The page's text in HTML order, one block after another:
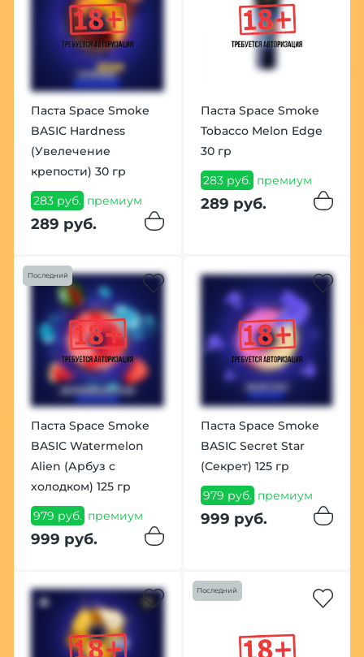
Паста Space Smoke
BASIC Hardness
(Увелечение
крепости) 30 гр
283 руб. премиум
289 руб.
Паста Space Smoke
Tobacco Melon Edge
30 гр
283 руб. премиум
289 руб.
Последний
Паста Space Smoke
BASIC Watermelon
Alien (Арбуз с
холодком) 125 гр
979 руб. премиум
999 руб.
Паста Space Smoke
BASIC Secret Star
(Секрет) 125 гр
979 руб. премиум
999 руб.
Последний